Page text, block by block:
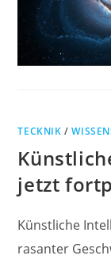
TECKNIK /
jetzt
Künstliche
rasanter